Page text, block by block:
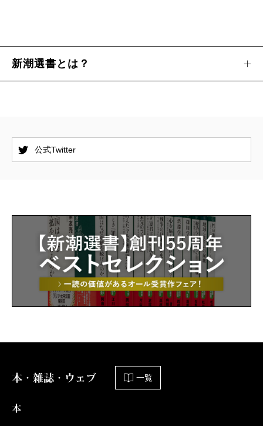
新潮選書とは？
公式Twitter
本・雑誌・ウェブ 一覧
本